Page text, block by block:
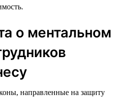
о ментальном
направленные на защиту